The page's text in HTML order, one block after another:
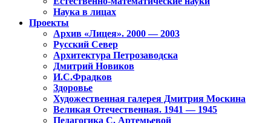
Наука в лицах
Проекты
Архив «Лицея». 2000 — 2003
Русский Север
Архитектура Петрозаводска
Дмитрий Новиков
И.С.Фрадков
Здоровье
Художественная галерея Дмитрия Москина
Великая Отечественная. 1941 — 1945
Педагогика С. Артемьевой